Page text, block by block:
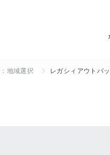
地域選択 レガシィアウトバ